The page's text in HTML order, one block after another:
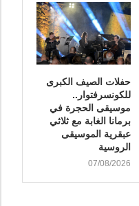
​حفلات الصيف الكبرى
للكونسرفتوار..
موسيقى الحجرة في
برمانا الغابة مع ثلاثي
عبقرية الموسيقى
الروسية
07/08/2026